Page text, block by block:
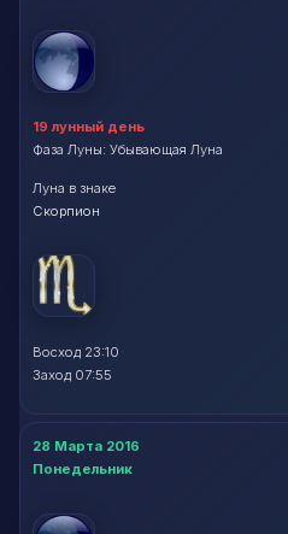
19 лунный день
Фаза Луны: Убывающая Луна
Луна в знаке
Скорпион
Восход 23:10
Заход 07:55
28 Марта 2016
Понедельник